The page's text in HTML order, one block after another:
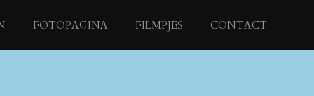
FOTOPAGINA FILMPJES CONTACT